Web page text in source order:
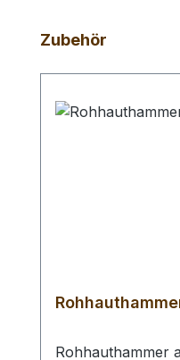
Produktgalerie
Zubehör
Rohhauthammer